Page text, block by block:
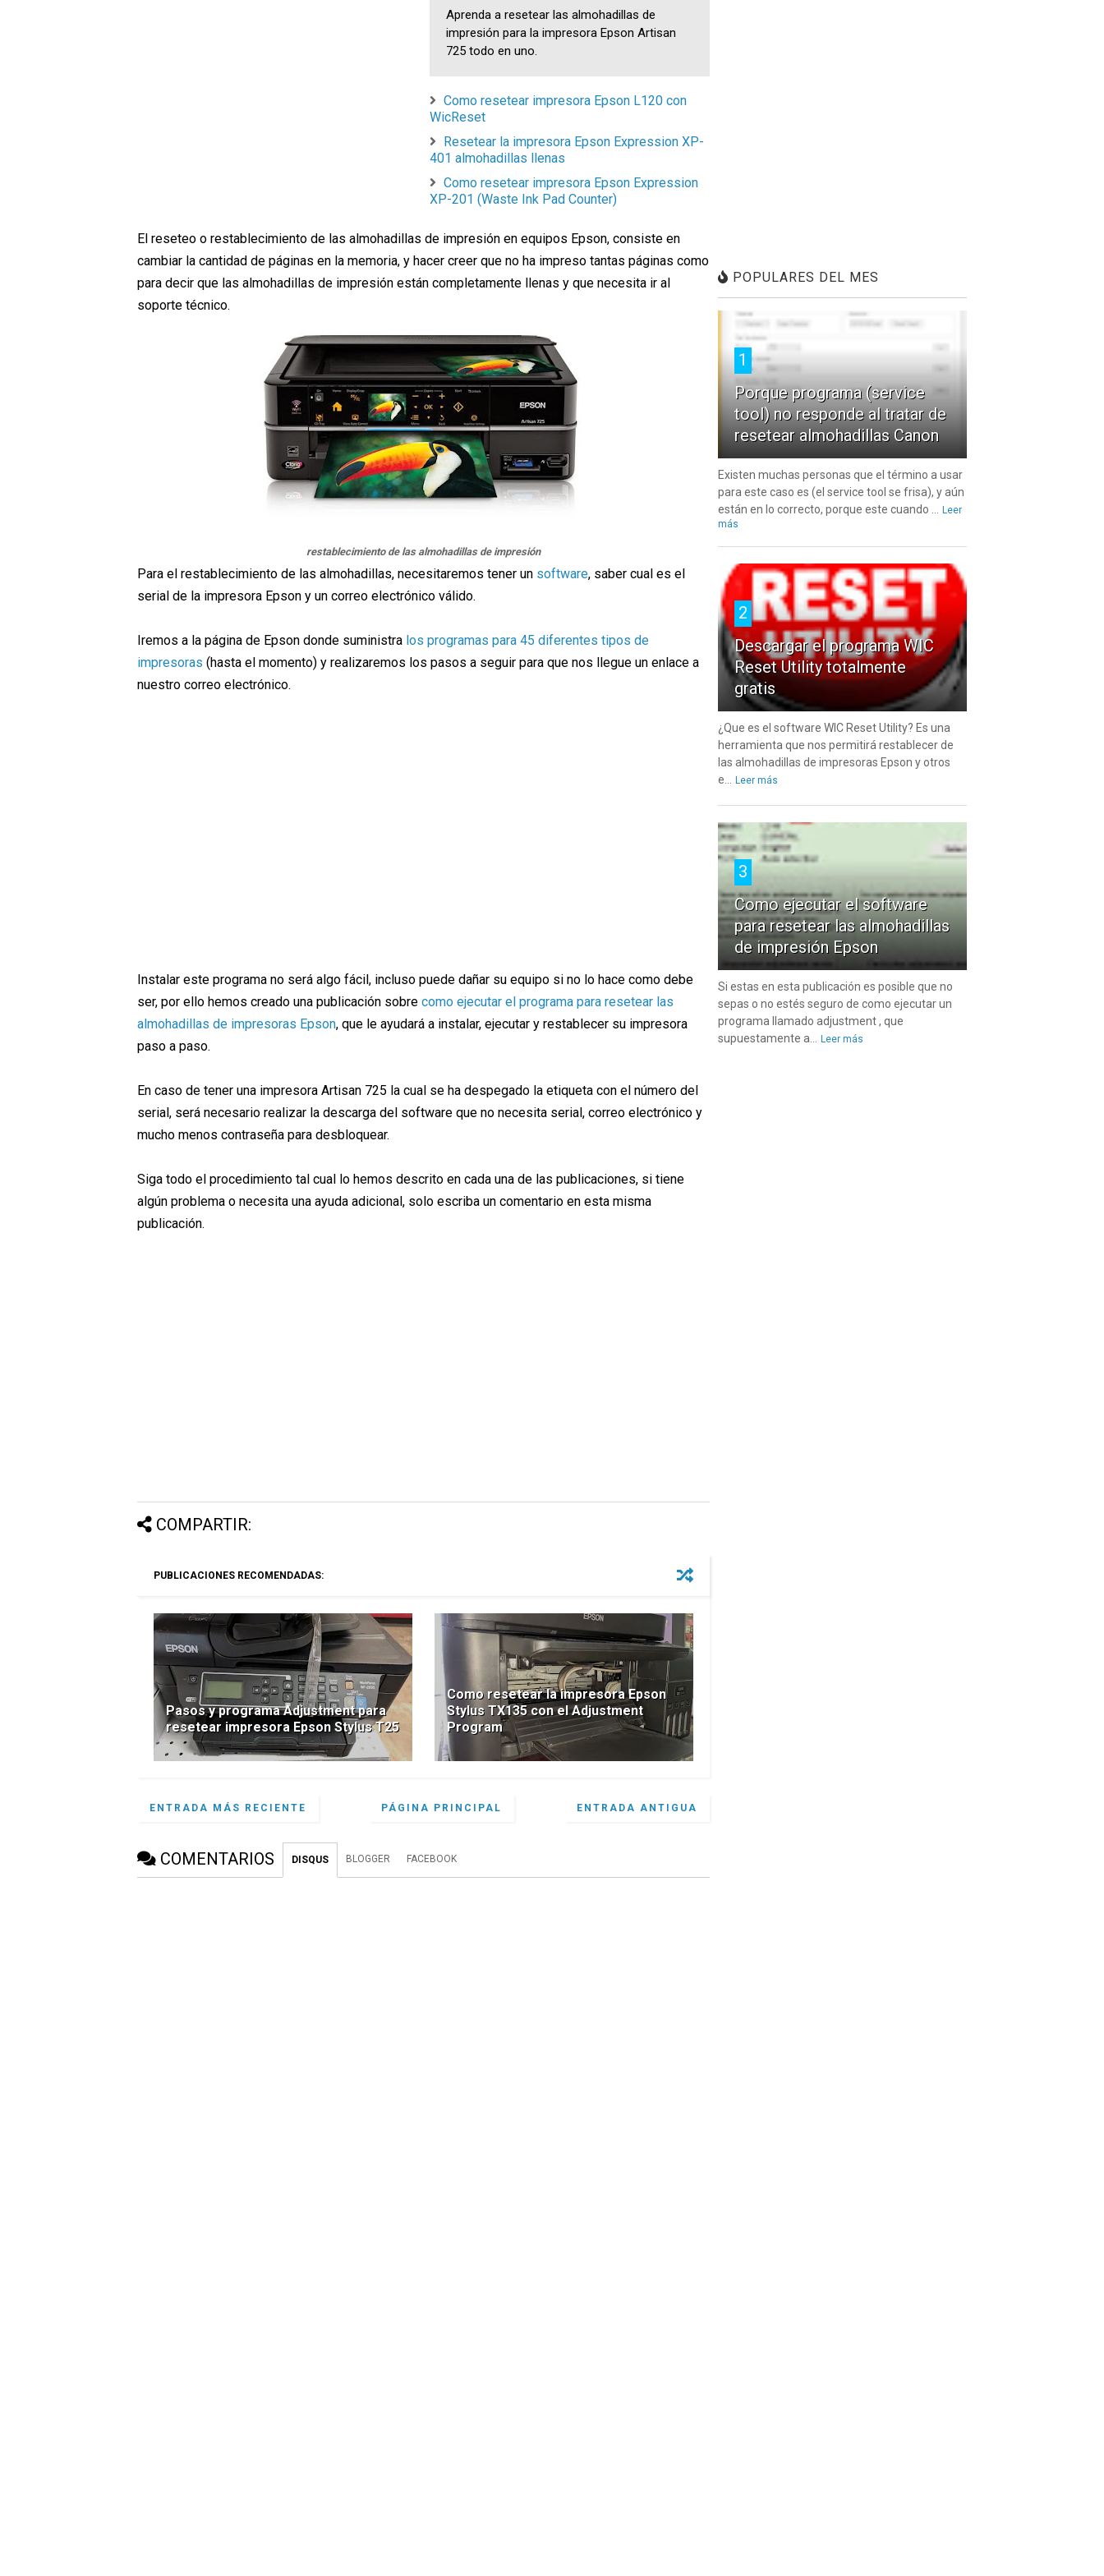
Aprenda a resetear las almohadillas de
impresión para la impresora Epson Artisan
725 todo en uno.
Como resetear impresora Epson L120 con
WicReset
Resetear la impresora Epson Expression XP-
401 almohadillas llenas
Como resetear impresora Epson Expression
XP-201 (Waste Ink Pad Counter)
El reseteo o restablecimiento de las almohadillas de impresión en equipos Epson, consiste en
cambiar la cantidad de páginas en la memoria, y hacer creer que no ha impreso tantas páginas como
para decir que las almohadillas de impresión están completamente llenas y que necesita ir al
soporte técnico.
restablecimiento de las almohadillas de impresión
Para el restablecimiento de las almohadillas, necesitaremos tener un software, saber cual es el
serial de la impresora Epson y un correo electrónico válido.
Iremos a la página de Epson donde suministra los programas para 45 diferentes tipos de
impresoras (hasta el momento) y realizaremos los pasos a seguir para que nos llegue un enlace a
nuestro correo electrónico.
Instalar este programa no será algo fácil, incluso puede dañar su equipo si no lo hace como debe
ser, por ello hemos creado una publicación sobre como ejecutar el programa para resetear las
almohadillas de impresoras Epson, que le ayudará a instalar, ejecutar y restablecer su impresora
paso a paso.
En caso de tener una impresora Artisan 725 la cual se ha despegado la etiqueta con el número del
serial, será necesario realizar la descarga del software que no necesita serial, correo electrónico y
mucho menos contraseña para desbloquear.
Siga todo el procedimiento tal cual lo hemos descrito en cada una de las publicaciones, si tiene
algún problema o necesita una ayuda adicional, solo escriba un comentario en esta misma
publicación.
COMPARTIR:
PUBLICACIONES RECOMENDADAS:
Pasos y programa Adjustment para
resetear impresora Epson Stylus T25
Como resetear la impresora Epson
Stylus TX135 con el Adjustment
Program
ENTRADA MÁS RECIENTE ENTRADA ANTIGUA
PÁGINA PRINCIPAL
COMENTARIOS DISQUS BLOGGER FACEBOOK
POPULARES DEL MES
1
Porque programa (service
tool) no responde al tratar de
resetear almohadillas Canon
Existen muchas personas que el término a usar
para este caso es (el service tool se frisa), y aún
están en lo correcto, porque este cuando ...
Leer
más
2
Descargar el programa WIC
Reset Utility totalmente
gratis
¿Que es el software WIC Reset Utility? Es una
herramienta que nos permitirá restablecer de
las almohadillas de impresoras Epson y otros
e...
Leer más
3
Como ejecutar el software
para resetear las almohadillas
de impresión Epson
Si estas en esta publicación es posible que no
sepas o no estés seguro de como ejecutar un
programa llamado adjustment , que
supuestamente a...
Leer más